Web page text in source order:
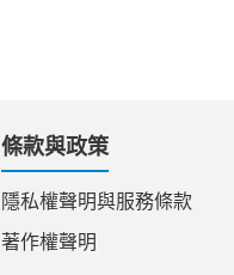
條款與政策
隱私權聲明與服務條款
著作權聲明